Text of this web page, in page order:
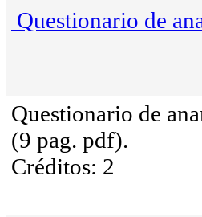
Questionario de
Questionario de
(9 pag. pdf).
Créditos: 2